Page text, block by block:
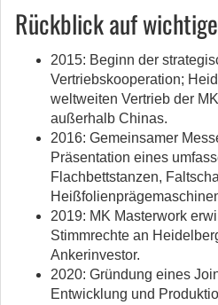
Rückblick auf
2015: Beginn der
Vertriebskooperation;
weltweiten Vertrieb der
außerhalb Chinas.
2016: Gemeinsamer
Präsentation eines
Flachbettstanzen,
2019: MK Masterwork
Stimmrechte an
Ankerinvestor.
2020: Gründung eines
Entwicklung und